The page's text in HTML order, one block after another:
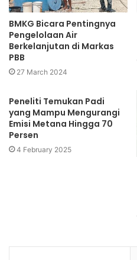
BMKG Bicara Pentingnya
Pengelolaan Air
Berkelanjutan di Markas
PBB
27 March 2024
Peneliti Temukan Padi
yang Mampu Mengurangi
Emisi Metana Hingga 70
Persen
4 February 2025